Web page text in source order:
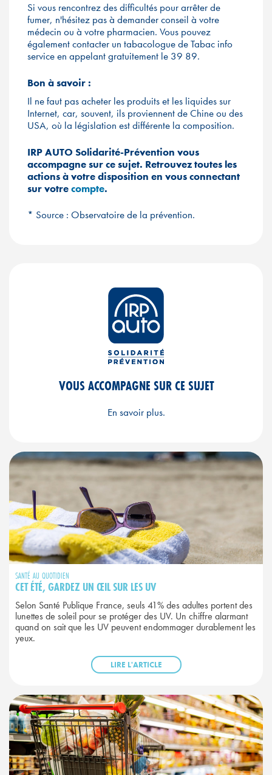
Si vous rencontrez des difficultés pour arrêter de
fumer, n'hésitez pas à demander conseil à votre
médecin ou à votre pharmacien. Vous pouvez
également contacter un tabacologue de Tabac info
service en appelant gratuitement le 39 89.
Bon à savoir :
Il ne faut pas acheter les produits et les liquides sur
Internet, car, souvent, ils proviennent de Chine ou des
USA, où la législation est différente la composition.
IRP AUTO Solidarité-Prévention vous
accompagne sur ce sujet. Retrouvez toutes les
actions à votre disposition en vous connectant
sur votrecompte.
* Source : Observatoire de la prévention.
VOUS ACCOMPAGNE SUR CE SUJET
En savoir plus.
SANTÉ AU QUOTIDIEN
CET ÉTÉ, GARDEZ UN ŒIL SUR LES UV
Selon Santé Publique France, seuls 41% des adultes portent des
lunettes de soleil pour se protéger des UV. Un chiffre alarmant
quand on sait que les UV peuvent endommager durablement les
yeux.
LIRE L'ARTICLE